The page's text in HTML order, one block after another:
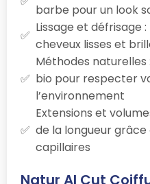
barbe pour un look
Lissage et défrisage
cheveux lisses et
Méthodes naturelles
bio pour respecter
l’environnement
Extensions et
de la longueur grâce
capillaires
Natur Al Cut